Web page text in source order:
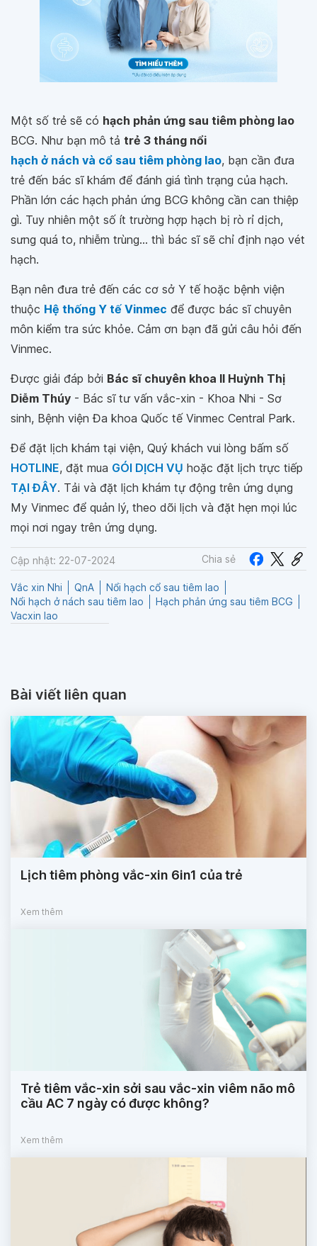
Một số trẻ sẽ có hạch phản ứng sau tiêm phòng lao
BCG. Như bạn mô tả trẻ 3 tháng nổi
hạch ở nách và cổ sau tiêm phòng lao, bạn cần đưa
trẻ đến bác sĩ khám để đánh giá tình trạng của hạch.
Phần lớn các hạch phản ứng BCG không cần can thiệp
gì. Tuy nhiên một số ít trường hợp hạch bị rò rỉ dịch,
sưng quá to, nhiễm trùng... thì bác sĩ sẽ chỉ định nạo vét
hạch.
Bạn nên đưa trẻ đến các cơ sở Y tế hoặc bệnh viện
thuộc Hệ thống Y tế Vinmec để được bác sĩ chuyên
môn kiểm tra sức khỏe. Cảm ơn bạn đã gửi câu hỏi đến
Vinmec.
Được giải đáp bởi Bác sĩ chuyên khoa II Huỳnh Thị
Diễm Thúy - Bác sĩ tư vấn vắc-xin - Khoa Nhi - Sơ
sinh, Bệnh viện Đa khoa Quốc tế Vinmec Central Park.
Để đặt lịch khám tại viện, Quý khách vui lòng bấm số
HOTLINE, đặt mua GÓI DỊCH VỤ hoặc đặt lịch trực tiếp
TẠI ĐÂY. Tải và đặt lịch khám tự động trên ứng dụng
My Vinmec để quản lý, theo dõi lịch và đặt hẹn mọi lúc
mọi nơi ngay trên ứng dụng.
Cập nhật: 22-07-2024 Chia sẻ
Vắc xin Nhi QnA
Nổi hạch cổ sau tiêm lao
Nổi hạch ở nách sau tiêm lao
Hạch phản ứng sau tiêm BCG
Vacxin lao
Bài viết liên quan
Lịch tiêm phòng vắc-xin 6in1 của trẻ
Xem thêm
Trẻ tiêm vắc-xin sởi sau vắc-xin viêm não mô
cầu AC 7 ngày có được không?
Xem thêm